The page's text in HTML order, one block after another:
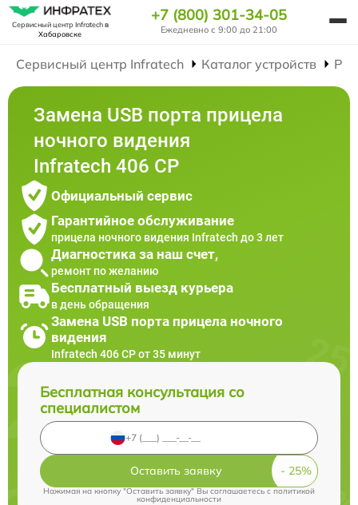
Сервисный центр Infratechв
Хабаровске
+7 (800) 301-34-05
Ежедневно с 9:00 до 21:00
Сервисный центр Infratech Каталог устройств
Замена USB порта прицела
ночного видения
Infratech 406 СР
Официальный сервис
Гарантийное обслуживание
прицела ночного видения Infratech до 3 лет
Диагностика за наш счет,
ремонт по желанию
Бесплатный выезд курьера
в день обращения
Замена USB порта прицела ночного
видения
Infratech 406 СР от 35 минут
Бесплатная консультация со
специалистом
Оставить заявку
Нажимая на кнопку "Оставить заявку" Вы соглашаетесь cполитикой
конфиденциальности